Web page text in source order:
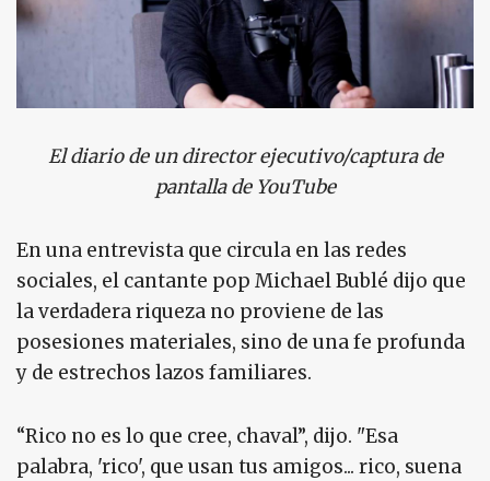
El diario de un director ejecutivo/captura de
pantalla de YouTube
En una entrevista que circula en las redes
sociales, el cantante pop Michael Bublé dijo que
la verdadera riqueza no proviene de las
posesiones materiales, sino de una fe profunda
y de estrechos lazos familiares.
“Rico no es lo que cree, chaval”, dijo. "Esa
palabra, 'rico', que usan tus amigos... rico, suena